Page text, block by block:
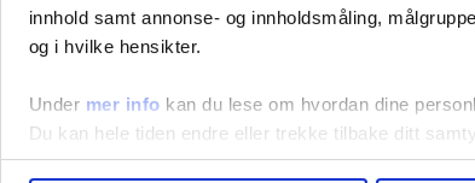
innhold samt annonse- og innholdsmåling,
og i hvilke hensikter.
Under mer info kan du lese om hvordan dine
Du kan hele tiden endre eller trekke tilbake ditt
– Dette er en tragisk hendelse, og våre tanker går
pårørende, sier ordfører Knut Snorre Sandnes (H) i en
Gjør inntrykk